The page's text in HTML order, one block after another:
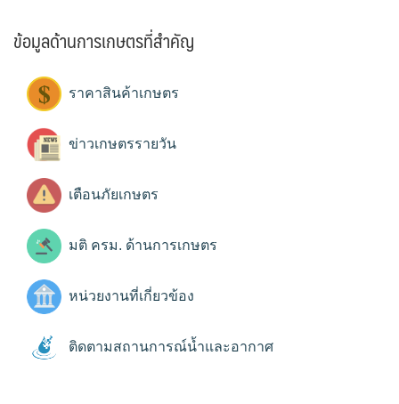
ข้อมูลด้านการเกษตรที่สำคัญ
ราคาสินค้าเกษตร
ข่าวเกษตรรายวัน
เตือนภัยเกษตร
มติ ครม. ด้านการเกษตร
หน่วยงานที่เกี่ยวข้อง
ติดตามสถานการณ์น้ำและอากาศ